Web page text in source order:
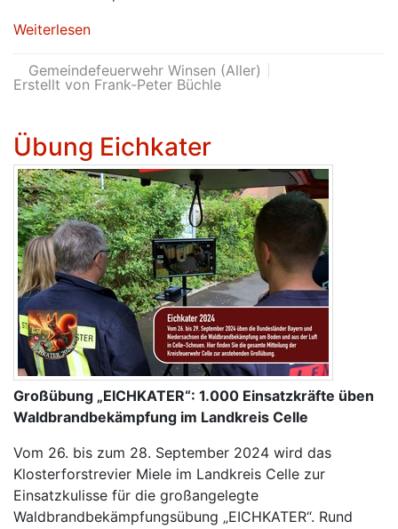
Weiterlesen
Gemeindefeuerwehr Winsen (Aller)
Erstellt von Frank-Peter Büchle
Übung Eichkater
Großübung „EICHKATER“: 1.000 Einsatzkräfte üben
Waldbrandbekämpfung im Landkreis Celle
Vom 26. bis zum 28. September 2024 wird das
Klosterforstrevier Miele im Landkreis Celle zur
Einsatzkulisse für die großangelegte
Waldbrandbekämpfungsübung „EICHKATER“. Rund